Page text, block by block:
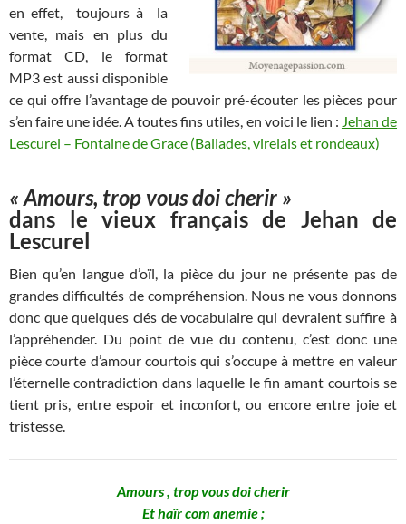
en effet, toujours à la
vente, mais en plus du
format CD, le format
MP3 est aussi disponible
ce qui offre l’avantage de pouvoir pré-écouter les pièces pour
s’en faire une idée. A toutes fins utiles, en voici le lien : Jehan de
Lescurel – Fontaine de Grace (Ballades, virelais et rondeaux)
« Amours, trop vous doi cherir »
dans le vieux français de Jehan de
Lescurel
Bien qu’en langue d’oïl, la pièce du jour ne présente pas de
grandes difficultés de compréhension. Nous ne vous donnons
donc que quelques clés de vocabulaire qui devraient suffire à
l’appréhender. Du point de vue du contenu, c’est donc une
pièce courte d’amour courtois qui s’occupe à mettre en valeur
l’éternelle contradiction dans laquelle le fin amant courtois se
tient pris, entre espoir et inconfort, ou encore entre joie et
tristesse.
Amours , trop vous doi cherir
Et haïr com anemie ;